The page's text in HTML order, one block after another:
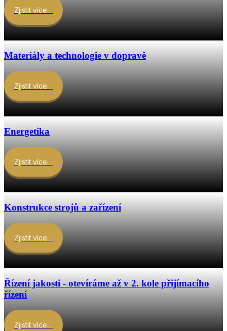
Zjistit více…
Materiály a technologie v dopravě
Zjistit více…
Energetika
Zjistit více…
Konstrukce strojů a zařízení
Zjistit více…
Řízení jakosti - otevíráme až v 2. kole přijímacího
řízení
Zjistit více…